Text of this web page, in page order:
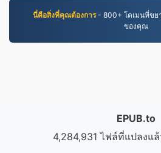
นี่คือสิ่งที่คุณต้องการ- 800+ โดเมนที่ข
ของคุณ
EPUB.to
4,284,931 ไฟล์ที่แปลงแ